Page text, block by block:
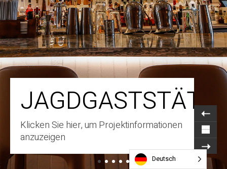
Klicken Sie hier, um Projektinformationen
anzuzeigen
Deutsch